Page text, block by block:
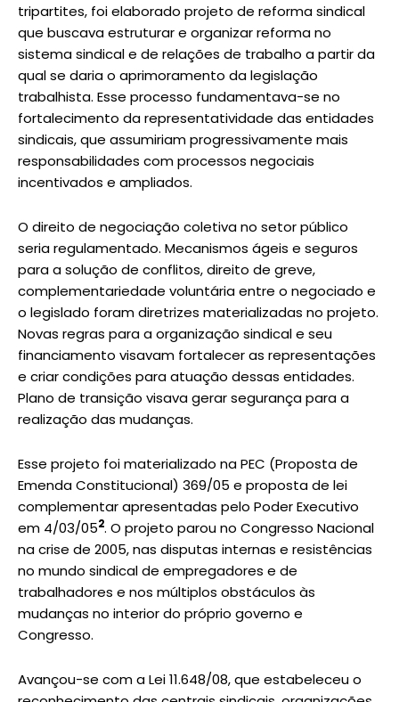
tripartites, foi elaborado projeto de reforma sindical
que buscava estruturar e organizar reforma no
sistema sindical e de relações de trabalho a partir da
qual se daria o aprimoramento da legislação
trabalhista. Esse processo fundamentava-se no
fortalecimento da representatividade das entidades
sindicais, que assumiriam progressivamente mais
responsabilidades com processos negociais
incentivados e ampliados.
O direito de negociação coletiva no setor público
seria regulamentado. Mecanismos ágeis e seguros
para a solução de conflitos, direito de greve,
complementariedade voluntária entre o negociado e
o legislado foram diretrizes materializadas no projeto.
Novas regras para a organização sindical e seu
financiamento visavam fortalecer as representações
e criar condições para atuação dessas entidades.
Plano de transição visava gerar segurança para a
realização das mudanças.
Esse projeto foi materializado na PEC (Proposta de
Emenda Constitucional) 369/05 e proposta de lei
complementar apresentadas pelo Poder Executivo
em 4/03/052. O projeto parou no Congresso Nacional
na crise de 2005, nas disputas internas e resistências
no mundo sindical de empregadores e de
trabalhadores e nos múltiplos obstáculos às
mudanças no interior do próprio governo e
Congresso.
Avançou-se com a Lei 11.648/08, que estabeleceu o